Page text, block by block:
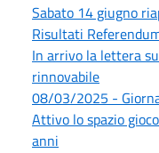
Sabato 14 giugno
Risultati
In arrivo la lettera
rinnovabile
08/03/2025 -
Attivo lo spazio
anni